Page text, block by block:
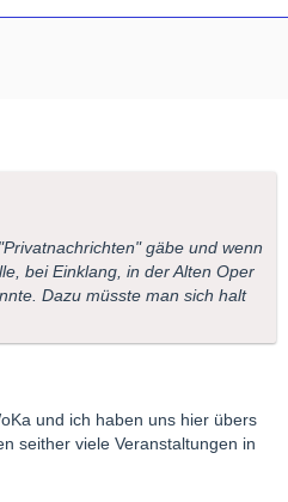
gäbe und wenn
bei Einklang, in der Alten Oper
Dazu müsste man sich halt
und ich haben uns hier übers
seither viele Veranstaltungen in